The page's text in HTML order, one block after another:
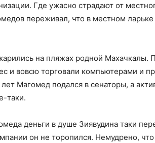
Где ужасно страдают от
переживал, что в местном
на пляжах родной Махачкалы.
и вовсю торговали компьютерами и
Магомед подался в сенаторы, а
таки.
деньги в душе Зиявудина таки
он не торопился. Немудрено,